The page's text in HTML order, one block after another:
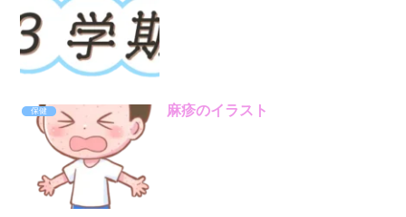
保健 麻疹のイラスト